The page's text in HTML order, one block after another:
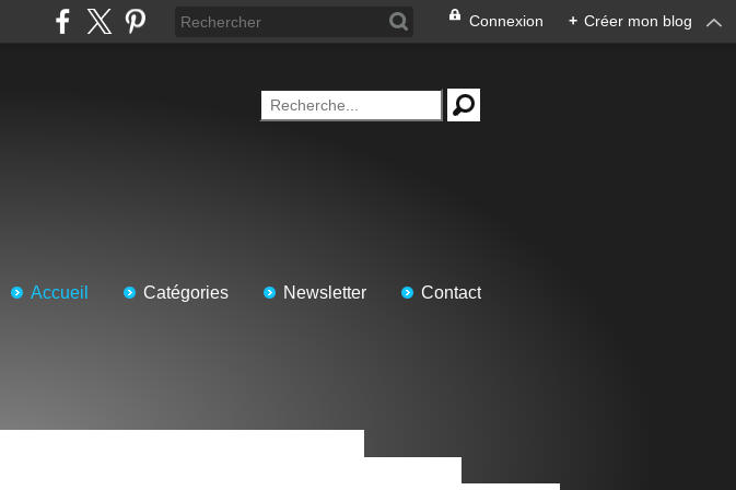
Connexion + Créer mon blog
Accueil Catégories Newsletter Contact